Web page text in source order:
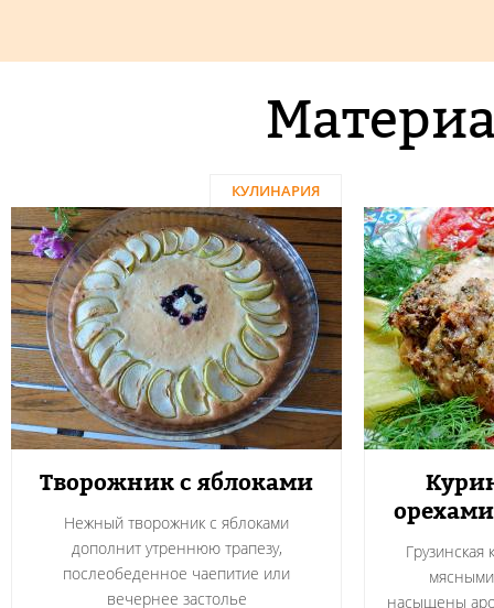
КУЛИНАРИЯ
Творожник с яблоками
Нежный творожник с яблоками
дополнит утреннюю трапезу,
послеобеденное чаепитие или
вечернее застолье
Грузинская
насыщены